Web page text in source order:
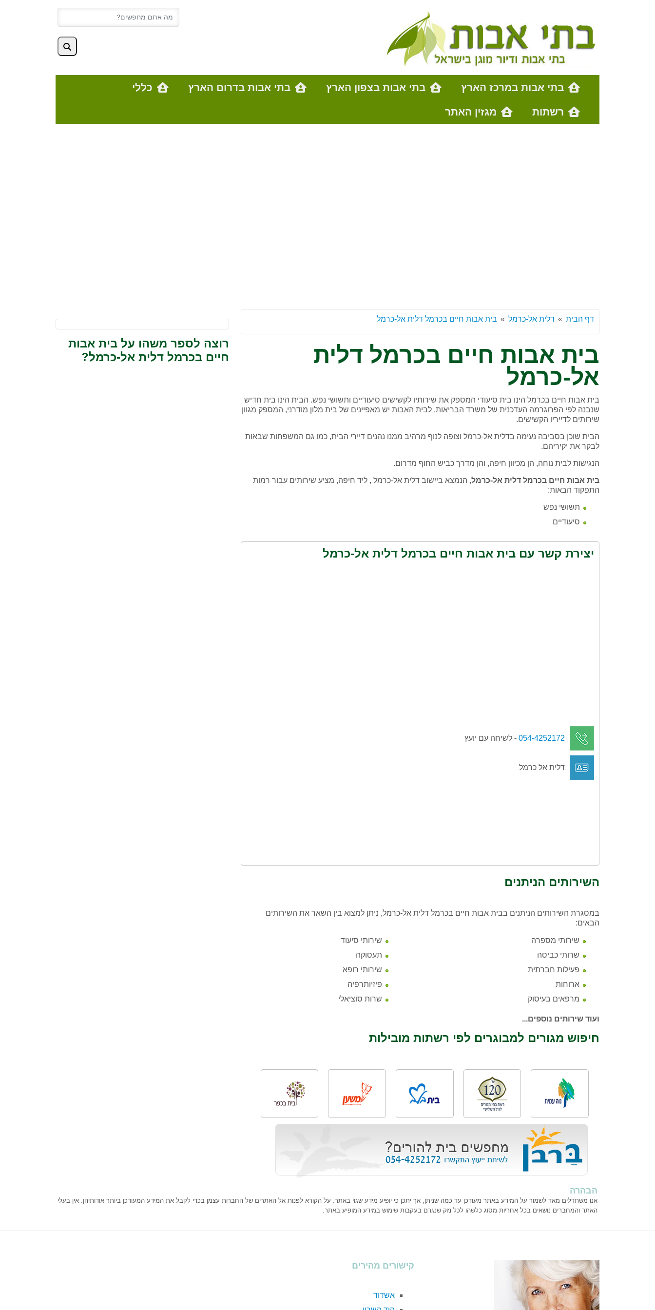
בתי אבות במרכז הארץ בתי אבות בצפון הארץ בתי אבות בדרום הארץ
כללי
רשתות
מגזין האתר
דף הבית דלית אל-כרמל בית אבות חיים בכרמל דלית אל-כרמל
בית אבות חיים בכרמל דלית
אל-כרמל
בית אבות חיים בכרמל הינו בית סיעודי המספק את שירותיו לקשישים סיעודיים ותשושי נפש. הבית הינו בית חדיש
שנבנה לפי הפרוגרמה העדכנית של משרד הבריאות. לבית האבות יש מאפיינים של בית מלון מודרני, המספק מגוון
שירותים לדייריו הקשישים.
הבית שוכן בסביבה נעימה בדלית אל-כרמל וצופה לנוף מרהיב ממנו נהנים דיירי הבית, כמו גם המשפחות שבאות
לבקר את יקיריהם.
הנגישות לבית נוחה, הן מכיוון חיפה, והן מדרך כביש החוף מדרום.
בית אבות חיים בכרמל דלית אל-כרמל, הנמצא ביישוב דלית אל-כרמל , ליד חיפה, מציע שירותים עבור רמות
התפקוד הבאות:
תשושי נפש
סיעודיים
יצירת קשר עם בית אבות חיים בכרמל דלית אל-כרמל
054-4252172 - לשיחה עם יועץ
דלית אל כרמל
השירותים הניתנים
במסגרת השירותים הניתנים בבית אבות חיים בכרמל דלית אל-כרמל, ניתן למצוא בין השאר את השירותים
הבאים:
שירותי מספרה
שרותי כביסה
פעילות חברתית
ארוחות
מרפאים בעיסוק
שירותי סיעוד
תעסוקה
שירותי רופא
פיזיותרפיה
שרות סוציאלי
ועוד שירותים נוספים...
חיפוש מגורים למבוגרים לפי רשתות מובילות
רוצה לספר משהו על בית אבות
חיים בכרמל דלית אל-כרמל?
הבהרה
אנו משתדלים מאד לשמור על המידע באתר מעודכן עד כמה שניתן, אך יתכן כי יופיע מידע שגוי באתר. על הקורא לפנות אל האתרים של החברות עצמן בכדי לקבל את המידע המעודכן ביותר אודותיהן. אין בעלי
האתר והמחברים נושאים בכל אחריות מסוג כלשהו לכל נזק שנגרם בעקבות שימוש במידע המופיע באתר.
קישורים מהירים
אשדוד